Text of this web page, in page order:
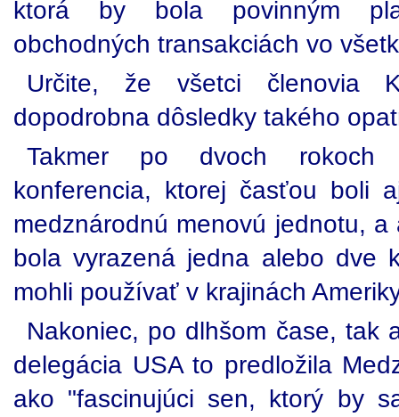
ktorá by bola povinným
obchodných transakciách vo
Určite, že všetci členovia
dopodrobna dôsledky takého
Takmer po dvoch rokoch
konferencia, ktorej časťou boli
medznárodnú menovú jednotu,
bola vyrazená jedna alebo dve
mohli používať v krajinách
Nakoniec, po dlhšom čase, tak
delegácia USA to predložila
ako "fascinujúci sen, ktorý by